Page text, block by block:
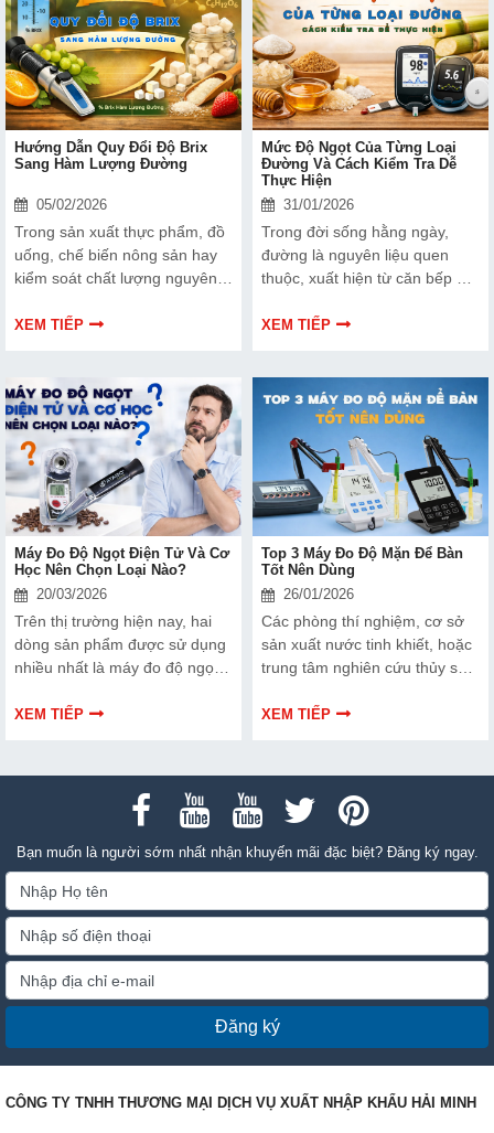
hợp.
chế tình trạng đất nhiễm mặn,
thiếu dinh dưỡng.
Hướng Dẫn Quy Đổi Độ Brix
Sang Hàm Lượng Đường
05/02/2026
Trong sản xuất thực phẩm, đồ
uống, chế biến nông sản hay
kiểm soát chất lượng nguyên
quan trọng ảnh hưởng trực
Brix là gì, đo bằng cách nào và
làm sao để quy đổi độ Brix
sang hàm lượng đường thực
tế.
XEM TIẾP
Mức Độ Ngọt Của Từng Loại
Đường Và Cách Kiểm Tra Dễ
Thực Hiện
31/01/2026
Trong đời sống hằng ngày,
đường là nguyên liệu quen
thuộc, xuất hiện từ căn bếp gia
xuất thực phẩm quy mô lớn.
có mức độ ngọt khác nhau,
ảnh hưởng trực tiếp đến
hương vị, chất lượng và tính
ổn định của sản phẩm.
XEM TIẾP
Máy Đo Độ Ngọt Điện Tử Và Cơ
Học Nên Chọn Loại Nào?
20/03/2026
Trên thị trường hiện nay, hai
dòng sản phẩm được sử dụng
nhiều nhất là máy đo độ ngọt
có ưu và nhược điểm riêng,
cho phù hợp với nhu cầu sử
dụng thực tế? Bài viết dưới đây
sẽ phân tích chi tiết, giúp bạn
đưa ra quyết định đúng và
tránh lãng phí chi phí đầu tư.
XEM TIẾP
Top 3 Máy Đo Độ Mặn Để Bàn
Tốt Nên Dùng
26/01/2026
Các phòng thí nghiệm, cơ sở
sản xuất nước tinh khiết, hoặc
trung tâm nghiên cứu thủy sản
độ mặn để bàn ổn định, chính
nhất: HI2300-02, HI2003-02 và
HI2030-02 giúp bạn chọn đúng
thiết bị với nhu cầu và ngân
sách phù hợp.
XEM TIẾP
Bạn muốn là người sớm nhất nhận khuyến mãi đặc biệt? Đăng ký ngay.
Đăng ký
CÔNG TY TNHH THƯƠNG MẠI DỊCH VỤ XUẤT NHẬP KHẨU HẢI MINH